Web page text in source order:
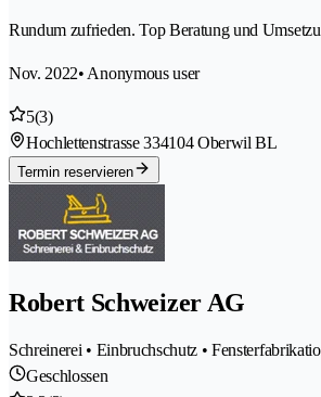
Rundum zufrieden. Top Beratung und
Nov. 2022• Anonymous user
5(3)
Hochlettenstrasse 334104 Oberwil BL
Termin reservieren
Robert Schweizer AG
Schreinerei • Einbruchschutz •
Geschlossen